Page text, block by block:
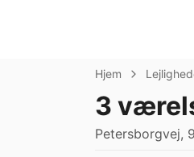
Hjem
3
Petersborgvej,